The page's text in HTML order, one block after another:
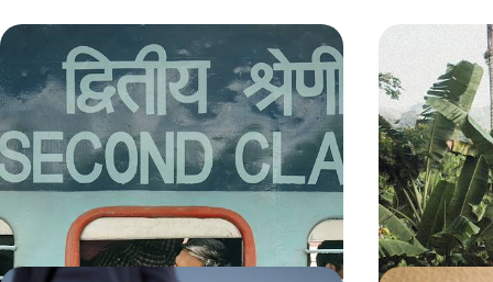
En train de Delhi à Udaipur - Les
mille promesses de l’Inde sur rail
En train, desservir Delhi et les cités phares du
Rajasthan – Jaipur, Udaipur et Jodhpur – mais
aussi Agra et le mythique Taj Mahal
11 jours, de CHF 3500 à CHF 4700
L’Inde du
Bombay,
De la Porte de
chauffeur privé,
l'effervescente
11 jours, de CHF